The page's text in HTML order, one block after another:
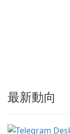
最新動向